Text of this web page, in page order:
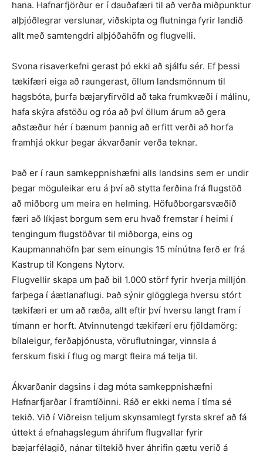
hana. Hafnar­fjörður er í dauðafæri til að verða mið­punktur
alþjóðlegrar verslunar, við­skipta og flutninga fyrir landið
allt með samtengdri alþjóðahöfn og flugvelli.
Svona risaverkefni gerast þó ekki að sjálfu sér. Ef þessi
tækifæri eiga að raungerast, öllum landsmönnum til
hagsbóta, þurfa bæjaryfirvöld að taka frumkvæði í málinu,
hafa skýra afstöðu og róa að því öllum árum að gera
aðstæður hér í bænum þannig að erfitt verði að horfa
framhjá okkur þegar ákvarðanir verða teknar.
Það er í raun samkeppnishæfni alls landsins sem er undir
þegar möguleikar eru á því að stytta ferðina frá flugstöð
að miðborg um meira en helming. Höfuð­borgarsvæðið
færi að líkjast borgum sem eru hvað fremstar í heimi í
tengingum flugstöðvar til miðborga, eins og
Kaupmannahöfn þar sem einung­is 15 mínútna ferð er frá
Kastrup til Kongens Nytorv.
Flugvellir skapa um það bil 1.000 störf fyrir hverja milljón
farþega í áætlanaflugi. Það sýnir glögglega hversu stórt
tækifæri er um að ræða, allt eftir því hversu langt fram í
tímann er horft. Atvinnutengd tækifæri eru fjölda­mörg:
bílaleigur, ferðaþjónusta, vöruflutningar, vinnsla á
ferskum fiski í flug og margt fleira má telja til.
Ákvarðanir dagsins í dag móta samkeppnishæfni
Hafnarfjarðar í framtíðinni. Ráð er ekki nema í tíma sé
tekið. Við í Viðreisn teljum skynsamlegt fyrsta skref að fá
úttekt á efnahagslegum áhrifum flugvallar fyrir
bæjarfélagið, nánar tiltekið hver áhrifin gætu verið á